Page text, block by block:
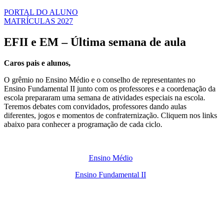
PORTAL DO ALUNO
MATRÍCULAS 2027
EFII e EM – Última semana de aula
Caros pais e alunos,
O grêmio no Ensino Médio e o conselho de representantes no
Ensino Fundamental II junto com os professores e a coordenação da
escola prepararam uma semana de atividades especiais na escola.
Teremos debates com convidados, professores dando aulas
diferentes, jogos e momentos de confraternização. Cliquem nos links
abaixo para conhecer a programação de cada ciclo.
Ensino Médio
Ensino Fundamental II